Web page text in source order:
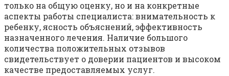
только на общую оценку, но и на конкретные
аспекты работы специалиста: внимательность к
ребенку, ясность объяснений, эффективность
назначенного лечения. Наличие большого
количества положительных отзывов
свидетельствует о доверии пациентов и высоком
качестве предоставляемых услуг.